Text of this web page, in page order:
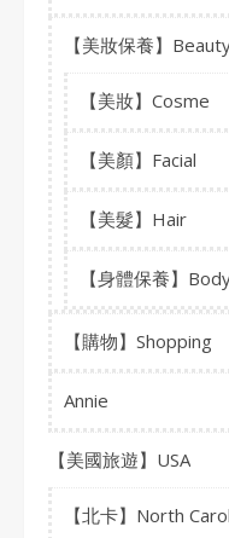
【美妝保養】
【美妝】Cosme
【美顏】Facial
【美髮】Hair
【身體保養】
【購物】Shopping
Annie
【美國旅遊】USA
【北卡】North